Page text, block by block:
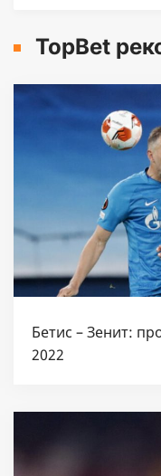
TopBet
Бетис – Зенит:
2022